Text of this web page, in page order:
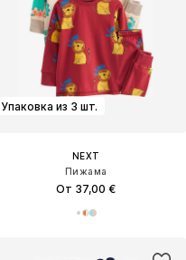
Упаковка из 3 шт.
NEXT
Пижама
От 37,00 €